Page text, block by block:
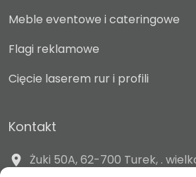
Meble eventowe i cateringowe
Flagi reklamowe
Cięcie laserem rur i profili
Kontakt
location_on Żuki 50A, 62-700 Turek, .